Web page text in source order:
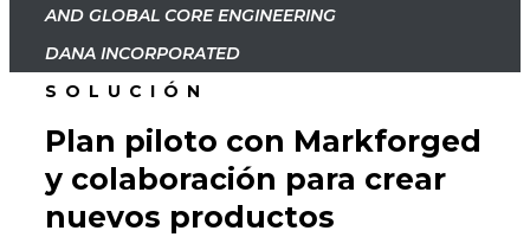
AND GLOBAL CORE ENGINEERING
DANA INCORPORATED
SOLUCIÓN
Plan piloto con Markforged
y colaboración para crear
nuevos productos